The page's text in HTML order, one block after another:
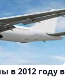
в 2012 году в